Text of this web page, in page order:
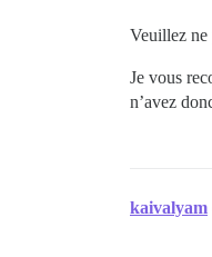
Veuillez ne
Je vous
n’avez
kaivalyam